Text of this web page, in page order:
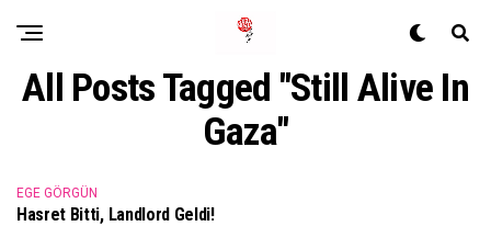
All Posts Tagged "Still Alive In
Gaza"
EGE GÖRGÜN
Hasret Bitti, Landlord Geldi!